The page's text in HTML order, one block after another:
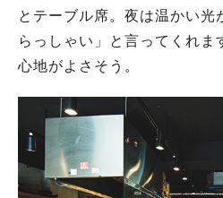
とテーブル席。夜は温かい光
らっしゃい」と言ってくれま
心地がよさそう。